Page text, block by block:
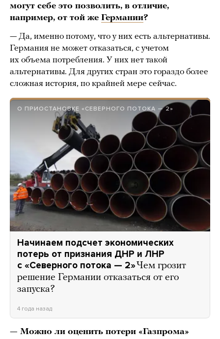
могут себе это позволить, в отличие,
например, от той же Германии?
— Да, именно потому, что у них есть альтернативы.
Германия не может отказаться, с учетом
их объема потребления. У них нет такой
альтернативы. Для других стран это гораздо более
сложная история, по крайней мере сейчас.
О ПРИОСТАНОВКЕ «СЕВЕРНОГО ПОТОКА — 2»
Начинаем подсчет экономических
потерь от признания ДНР и ЛНР
с «Северного потока — 2»Чем грозит
решение Германии отказаться от его
запуска?
4 года назад
— Можно ли оценить потери «Газпрома»